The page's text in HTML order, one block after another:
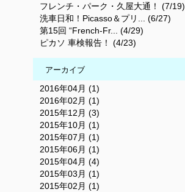
フレンチ・パーク・久屋大通！ (7/19)
洗車日和！Picasso＆プリ... (6/27)
第15回 “French-Fr... (4/29)
ピカソ 車検報告！ (4/23)
アーカイブ
2016年04月 (1)
2016年02月 (1)
2015年12月 (3)
2015年10月 (1)
2015年07月 (1)
2015年06月 (1)
2015年04月 (4)
2015年03月 (1)
2015年02月 (1)